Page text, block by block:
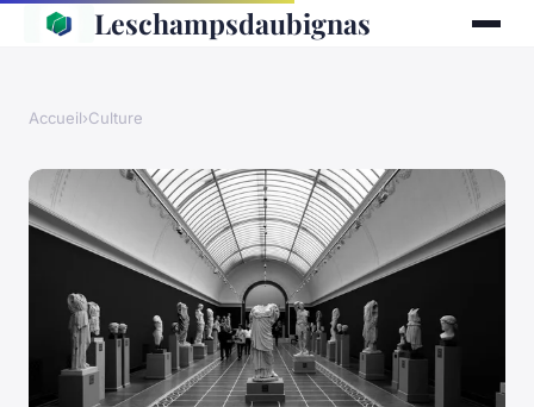
Leschampsdaubignas
Accueil›Culture